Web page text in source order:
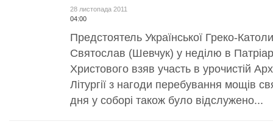
28 листопада 2011
04:00
Предстоятель Української Греко-
Святослав (Шевчук) у неділю в
Христового взяв участь в урочистій
Літургії з нагоди перебування мощів
дня у соборі також було відслужено...